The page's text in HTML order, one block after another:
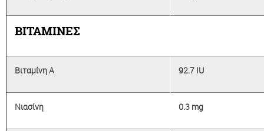
ΒΙΤΑΜΙΝΕΣ
Βιταμίνη Α 92.7 IU
Νιασίνη 0.3 mg